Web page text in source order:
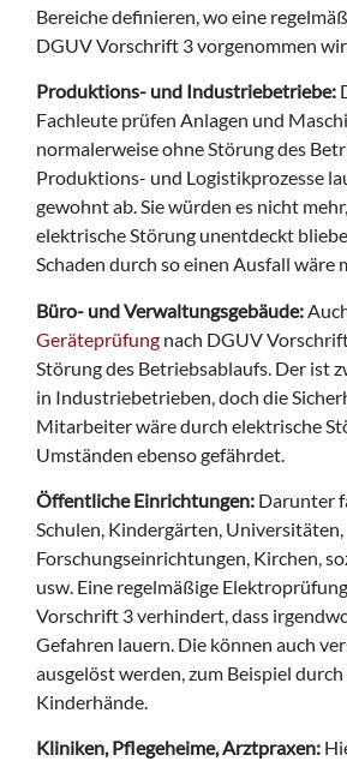
Bereiche definieren, wo eine
DGUV Vorschrift 3 vorgenommen
Produktions- und Industriebetriebe:
Fachleute prüfen Anlagen und
normalerweise ohne Störung des
Produktions- und Logistikprozesse
gewohnt ab. Sie würden es nicht
elektrische Störung unentdeckt
Schaden durch so einen Ausfall wäre
Büro- und Verwaltungsgebäude:
Geräteprüfung nach DGUV
Störung des Betriebsablaufs. Der ist
in Industriebetrieben, doch die
Mitarbeiter wäre durch elektrische
Umständen ebenso gefährdet.
Öffentliche Einrichtungen: Darunter
Schulen, Kindergärten, Universitäten,
Forschungseinrichtungen, Kirchen,
usw. Eine regelmäßige
Vorschrift 3 verhindert, dass
Gefahren lauern. Die können auch
ausgelöst werden, zum Beispiel
Kinderhände.
Kliniken, Pflegeheime, Arztpraxen: